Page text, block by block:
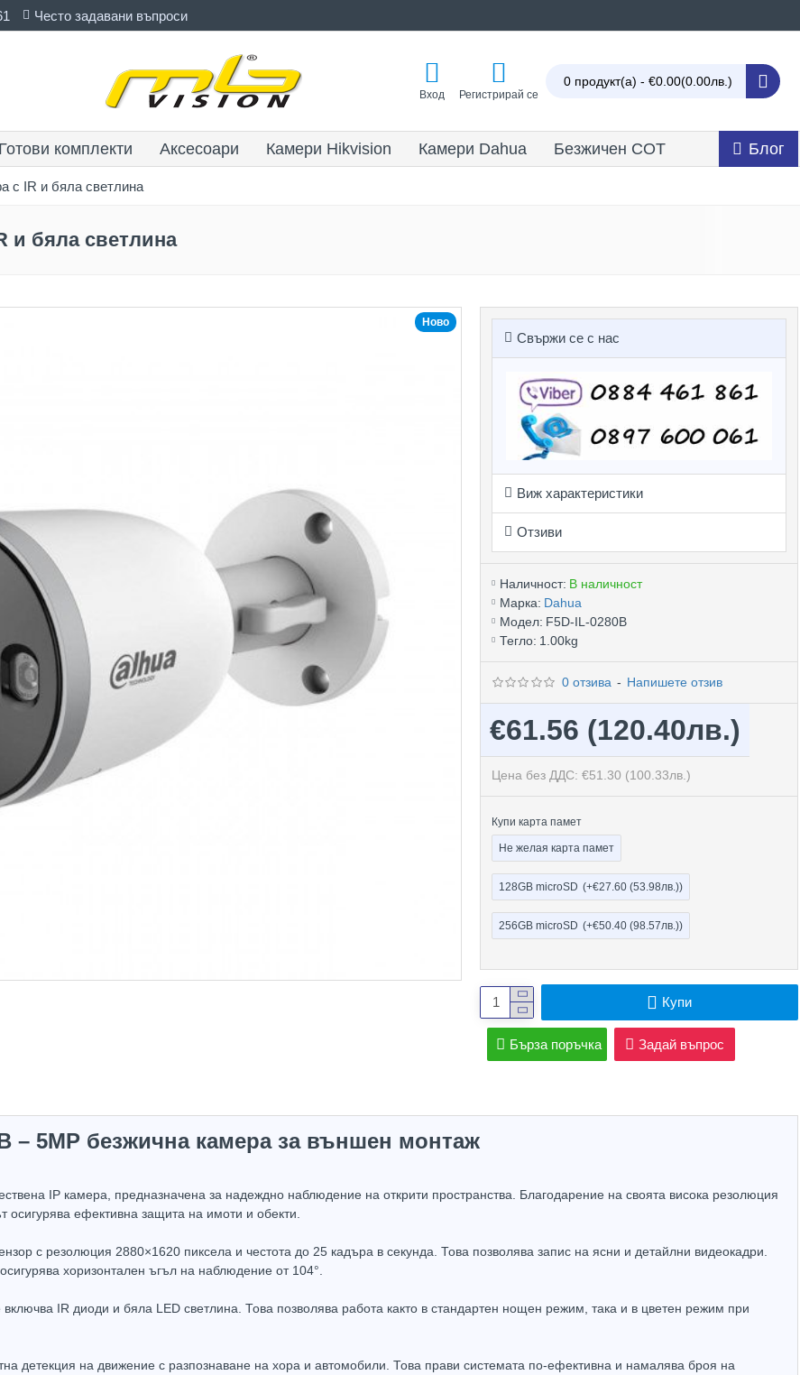
Често задавани въпроси
Вход Регистрирай се
0 продукт(а) - €0.00(0.00лв.)
Готови комплекти Аксесоари Камери Hikvision Камери Dahua Безжичен СОТ Блог
с IR и бяла светлина
и бяла светлина
Ново
Свържи се с нас
Виж характеристики
Отзиви
Наличност: В наличност
Марка: Dahua
Модел: F5D-IL-0280B
Тегло: 1.00kg
0 отзива - Напишете отзив
€61.56 (120.40лв.)
Цена без ДДС: €51.30 (100.33лв.)
Купи карта памет
Не желая карта памет
128GB microSD (+€27.60 (53.98лв.))
256GB microSD (+€50.40 (98.57лв.))
Купи
Бърза поръчка Задай въпрос
– 5MP безжична камера за външен монтаж
IP камера, предназначена за надеждно наблюдение на открити пространства. Благодарение на своята висока резолюция
осигурява ефективна защита на имоти и обекти.
с резолюция 2880×1620 пиксела и честота до 25 кадъра в секунда. Това позволява запис на ясни и детайлни видеокадри.
хоризонтален ъгъл на наблюдение от 104°.
IR диоди и бяла LED светлина. Това позволява работа както в стандартен нощен режим, така и в цветен режим при
детекция на движение с разпознаване на хора и автомобили. Това прави системата по-ефективна и намалява броя на